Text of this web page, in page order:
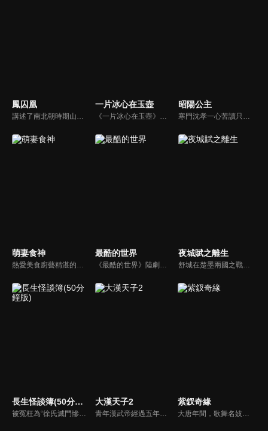
鳳囚凰
講述了南北朝時期山陰公主劉楚玉及門客容止之間發生的一系列權謀愛情故事。
一片冰心在玉壺
《一片冰心在玉壺》陸劇線上看。勵志成為江湖第一俠盜的天才少女莫研（張慧雯），為了給蒙冤入獄的五師兄翻案，來到開封府成為女捕快，並與南俠展昭（吳希澤）結為歡喜冤家，兩人一路揭露層層陰謀的故事。
昭陽公主
寒門沈孝一心苦讀只為入朝為官，查清父親死因，卻意外與昭陽公主李述一夜春風後又被其棄之。不久後他高中狀元，新考鹿鳴宴沈孝面聖，第一道奏疏就是彈劾這位「驕奢淫逸」的公主。兩人從相殺到相惜，相互欣賞生出情愫。從對立到聯手，兩人在並肩對抗的路上，意識到只有國泰民安才能有個人命運的安好 。
萌妻食神
熱愛美食廚藝精湛的現代少女葉佳瑤，陰錯陽差之下穿越到了古代，還被綁匪綁到黑風寨，被迫嫁給原為世子爺的黑風寨主當家夏淳於！黑風寨被攻破後，葉佳瑤女扮男裝來到京城，憑藉精湛的廚藝成為京城飲食界的霸主。而夏淳于與葉佳瑤兩人在京城重逢之後，捲入奪嫡事件，克服了重重困難，與葉佳瑤終成眷屬。
最酷的世界
《最酷的世界》陸劇線上看。劇情講述一心想在新聞領域出人頭地的草根女孩滕小小（周雨彤），因公司突遭新媒體Yo傳媒收購，不得不從實習生重新做起，她在傳統媒體與新媒體的身份轉型中努力不懈、勇敢逐夢，歷經成長，最終收穫事業和愛情 。
夜城賦之離生
舒城在楚墨兩國之戰中落敗，並成為了墨國五皇女莫茴的魂器。失去自我意識的舒城跟隨姐姐莫茹回到墨國，面對失而復得的妹妹，莫茹欣喜又憂慮。為了保護親人和國家她棄醫從戎，甚至為了保護莫茴不惜被砍掉一條手臂，然而這一切都阻擋不了局勢的動盪不安...
長生怪談簿(50分鐘版)
被冤枉為“徐氏滅門慘案”兇手的主人公在多年後深陷倖存者的複仇圈套，成功說服其共同對抗真兇，並找出真相的故事。整個故事發生在一個荒山客棧，眾人鬥智斗勇，一步步揭開每個人的秘密，還原案件本來面目。
大漢天子2
青年漢武帝經過五年執政，平息後宮勢力、抗拒外患入侵、粉碎政變陰謀，坐穩了皇帝寶座，正是開展雄才大略之時。能臣汲黯受到賞識，並引薦另一位奇才主父偃，漢武帝視其張固再世，委以重任。國力強盛使漢武帝屢屢北伐外族，只是規模巨大的戰爭使漢室逐漸捉襟見肘，諸侯勢力蠢蠢欲動。
紫釵奇緣
大唐年間，歌舞名妓霍小玉、風流俠客納蘭東、書香才子李益和巾幗紅顏盧靖瀾為首的風騷人物，彼此錯綜複雜的命運與感情糾葛。一場指腹為婚的誤會，造成浪漫卻無果的錯點鴛鴦，他們在階級差異與強權壓迫中勇於追求真愛，在宮廷權謀與世俗現實的拉扯中身不由己地被推向命運的叉路...